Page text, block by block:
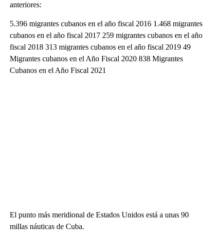
anteriores:
5.396 migrantes cubanos en el año fiscal 2016 1.468 migrantes
cubanos en el año fiscal 2017 259 migrantes cubanos en el año
fiscal 2018 313 migrantes cubanos en el año fiscal 2019 49
Migrantes cubanos en el Año Fiscal 2020 838 Migrantes
Cubanos en el Año Fiscal 2021
El punto más meridional de Estados Unidos está a unas 90
millas náuticas de Cuba.